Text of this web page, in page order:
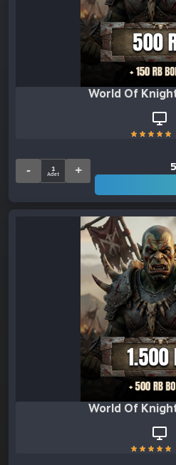
World Of
World Of